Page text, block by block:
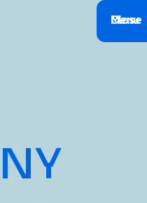
Menu
Close